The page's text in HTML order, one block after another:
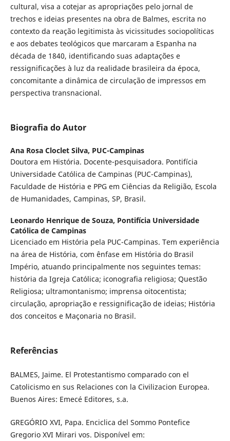
cultural, visa a cotejar as apropriações pelo jornal de
trechos e ideias presentes na obra de Balmes, escrita no
contexto da reação legitimista às vicissitudes sociopolíticas
e aos debates teológicos que marcaram a Espanha na
década de 1840, identificando suas adaptações e
ressignificações à luz da realidade brasileira da época,
concomitante a dinâmica de circulação de impressos em
perspectiva transnacional.
Biografia do Autor
Ana Rosa Cloclet Silva, PUC-Campinas
Doutora em História. Docente-pesquisadora. Pontifícia
Universidade Católica de Campinas (PUC-Campinas),
Faculdade de História e PPG em Ciências da Religião, Escola
de Humanidades, Campinas, SP, Brasil.
Leonardo Henrique de Souza, Pontifícia Universidade
Católica de Campinas
Licenciado em História pela PUC-Campinas. Tem experiência
na área de História, com ênfase em História do Brasil
Império, atuando principalmente nos seguintes temas:
história da Igreja Católica; iconografia religiosa; Questão
Religiosa; ultramontanismo; imprensa oitocentista;
circulação, apropriação e ressignificação de ideias; História
dos conceitos e Maçonaria no Brasil.
Referências
BALMES, Jaime. El Protestantismo comparado con el
Catolicismo en sus Relaciones con la Civilizacion Europea.
Buenos Aires: Emecé Editores, s.a.
GREGÓRIO XVI, Papa. Enciclica del Sommo Pontefice
Gregorio XVI Mirari vos. Disponível em: